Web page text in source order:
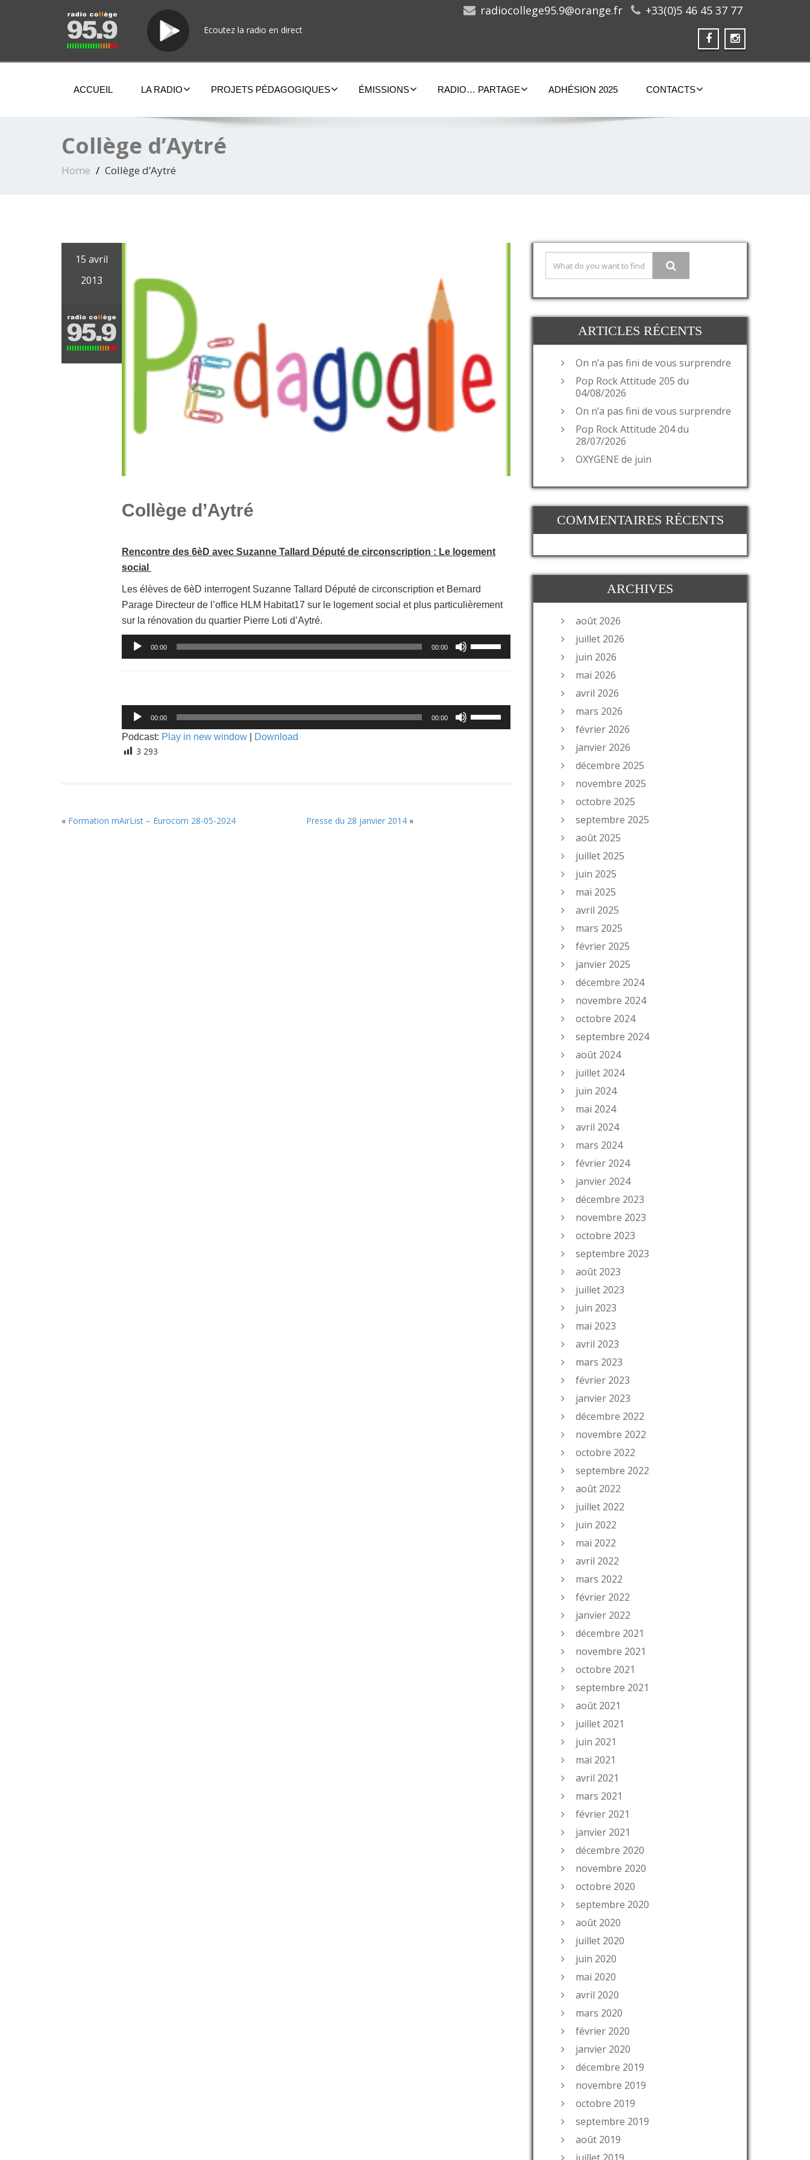
Ecoutez la radio en direct
radiocollege95.9@orange.fr +33(0)5 46 45 37 77
ACCUEIL LA RADIO PROJETS PÉDAGOGIQUES ÉMISSIONS RADIO… PARTAGE ADHÉSION 2025 CONTACTS
Collège d’Aytré
Home Collège d’Aytré
15 avril
2013
Collège d’Aytré
Rencontre des 6èD avec Suzanne Tallard Député de circonscription : Le logement
social
Les élèves de 6èD interrogent Suzanne Tallard Député de circonscription et Bernard
Parage Directeur de l’office HLM Habitat17 sur le logement social et plus particulièrement
sur la rénovation du quartier Pierre Loti d’Aytré.
Lecteur
audio
00:00 00:00
les
Lecteur
audio
00:00 00:00
les
Podcast: Play in new window Download
3 293
« Formation mAirList – Eurocom 28-05-2024 Presse du 28 janvier 2014»
ARTICLES RÉCENTS
On n’a pas fini de vous surprendre
Pop Rock Attitude 205 du
04/08/2026
On n’a pas fini de vous surprendre
Pop Rock Attitude 204 du
28/07/2026
OXYGENE de juin
COMMENTAIRES RÉCENTS
ARCHIVES
août 2026
juillet 2026
juin 2026
mai 2026
avril 2026
mars 2026
février 2026
janvier 2026
décembre 2025
novembre 2025
octobre 2025
septembre 2025
août 2025
juillet 2025
juin 2025
mai 2025
avril 2025
mars 2025
février 2025
janvier 2025
décembre 2024
novembre 2024
octobre 2024
septembre 2024
août 2024
juillet 2024
juin 2024
mai 2024
avril 2024
mars 2024
février 2024
janvier 2024
décembre 2023
novembre 2023
octobre 2023
septembre 2023
août 2023
juillet 2023
juin 2023
mai 2023
avril 2023
mars 2023
février 2023
janvier 2023
décembre 2022
novembre 2022
octobre 2022
septembre 2022
août 2022
juillet 2022
juin 2022
mai 2022
avril 2022
mars 2022
février 2022
janvier 2022
décembre 2021
novembre 2021
octobre 2021
septembre 2021
août 2021
juillet 2021
juin 2021
mai 2021
avril 2021
mars 2021
février 2021
janvier 2021
décembre 2020
novembre 2020
octobre 2020
septembre 2020
août 2020
juillet 2020
juin 2020
mai 2020
avril 2020
mars 2020
février 2020
janvier 2020
décembre 2019
novembre 2019
octobre 2019
septembre 2019
août 2019